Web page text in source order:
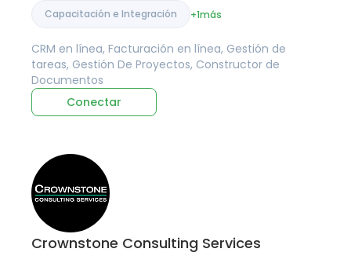
Capacitación e Integración +1más
CRM en línea, Facturación en línea, Gestión de
tareas, Gestión De Proyectos, Constructor de
Documentos
Conectar
Crownstone Consulting Services